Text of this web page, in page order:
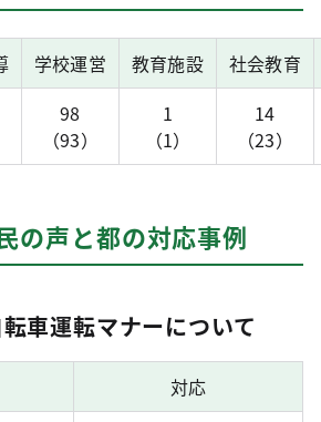
学校運営 教育施設
社会教育
98
（93）
1
（1）
14
（23）
の声と都の対応事例
車運転マナーについて
対応